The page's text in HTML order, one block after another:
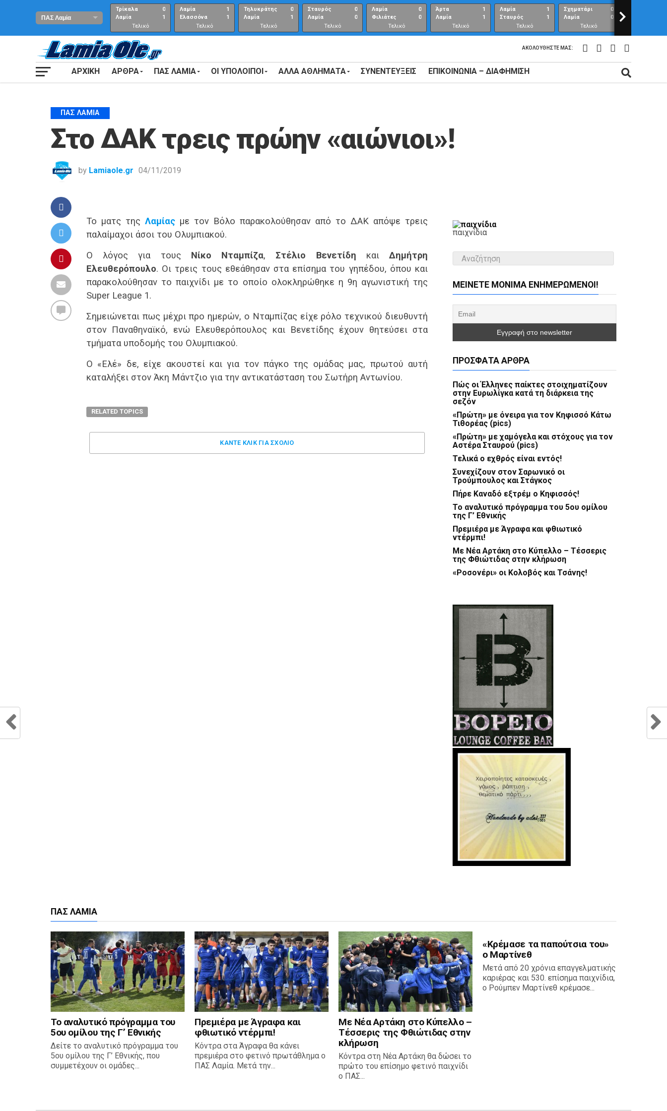
Τρίκαλα
Λαμία
0
1
Τελικό
αποτέλεσμα
Λαμία
Ελασσόνα
1
1
Τελικό
Αποτέλεσμα
Τηλυκράτης
Λαμία
0
1
Τελικό
αποτέλεσμα
Σταυρός
Λαμία
0
0
Τελικό
αποτέλεσμα
Λαμία
Φιλιάτες
0
0
Τελικό
Αποτέλεσμα
Άρτα
Λαμία
1
1
Τελικό
αποτέλεσμα
Λαμία
Σταυρός
1
1
Τελικό
αποτέλεσμα
Σχηματάρι
Λαμία
0
0
Τελικό
αποτέλεσμα
>
ΑΚΟΛΟΥΘΉΣΤΕ ΜΑΣ:
ΑΡΧΙΚΗ ΑΡΘΡΑ ΠΑΣ ΛΑΜΙΑ ΟΙ ΥΠΟΛΟΙΠΟΙ ΑΛΛΑ ΑΘΛΗΜΑΤΑ ΣΥΝΕΝΤΕΎΞΕΙΣ ΕΠΙΚΟΙΝΩΝΊΑ – ΔΙΑΦΉΜΙΣΗ
ΠΑΣ ΛΑΜΊΑ
Στο ΔΑΚ τρεις πρώην «αιώνιοι»!
by Lamiaole.gr 04/11/2019
Το ματς της Λαμίας με τον Βόλο παρακολούθησαν από το ΔΑΚ απόψε τρεις
παλαίμαχοι άσοι του Ολυμπιακού.
Ο λόγος για τους Νίκο Νταμπίζα, Στέλιο Βενετίδη καιΔημήτρη
Ελευθερόπουλο. Οι τρεις τους εθεάθησαν στα επίσημα του γηπέδου, όπου και
παρακολούθησαν το παιχνίδι με το οποίο ολοκληρώθηκε η 9η αγωνιστική της
Super League 1.
Σημειώνεται πως μέχρι προ ημερών, ο Νταμπίζας είχε ρόλο τεχνικού διευθυντή
στον Παναθηναϊκό, ενώ Ελευθερόπουλος και Βενετίδης έχουν θητεύσει στα
τμήματα υποδομής του Ολυμπιακού.
Ο «Ελέ» δε, είχε ακουστεί και για τον πάγκο της ομάδας μας, πρωτού αυτή
καταλήξει στον Άκη Μάντζιο για την αντικατάσταση του Σωτήρη Αντωνίου.
RELATED TOPICS
ΚΑΝΤΕ ΚΛΊΚ ΓΙΑ ΣΧΌΛΙΟ
παιχνίδια
ΜΕΊΝΕΤΕ ΜΌΝΙΜΑ ΕΝΗΜΕΡΏΜΕΝΟΙ!
ΠΡΌΣΦΑΤΑ ΆΡΘΡΑ
Πώς οι Έλληνες παίκτες στοιχηματίζουν
στην Ευρωλίγκα κατά τη διάρκεια της
σεζόν
«Πρώτη» με όνειρα για τον Κηφισσό Κάτω
Τιθορέας (pics)
«Πρώτη» με χαμόγελα και στόχους για τον
Αστέρα Σταυρού (pics)
Τελικά ο εχθρός είναι εντός!
Συνεχίζουν στον Σαρωνικό οι
Τρούμπουλος και Στάγκος
Πήρε Καναδό εξτρέμ ο Κηφισσός!
Το αναλυτικό πρόγραμμα του 5ου ομίλου
της Γ’ Εθνικής
Πρεμιέρα με Άγραφα και φθιωτικό
ντέρμπι!
Με Νέα Αρτάκη στο Κύπελλο – Τέσσερις
της Φθιώτιδας στην κλήρωση
«Ροσονέρι» οι Κολοβός και Τσάνης!
ΠΑΣ ΛΑΜΊΑ
Το αναλυτικό πρόγραμμα του
5ου ομίλου της Γ’ Εθνικής
Δείτε το αναλυτικό πρόγραμμα του
5ου ομίλου της Γ’ Εθνικής, που
συμμετέχουν οι ομάδες...
Πρεμιέρα με Άγραφα και
φθιωτικό ντέρμπι!
Κόντρα στα Άγραφα θα κάνει
πρεμιέρα στο φετινό πρωτάθλημα ο
ΠΑΣ Λαμία. Μετά την...
Με Νέα Αρτάκη στο Κύπελλο –
Τέσσερις της Φθιώτιδας στην
κλήρωση
Κόντρα στη Νέα Αρτάκη θα δώσει το
πρώτο του επίσημο φετινό παιχνίδι
ο ΠΑΣ...
«Κρέμασε τα παπούτσια του»
ο Μαρτίνεθ
Μετά από 20 χρόνια επαγγελματικής
καριέρας και 530. επίσημα παιχνίδια,
ο Ρούμπεν Μαρτίνεθ κρέμασε...